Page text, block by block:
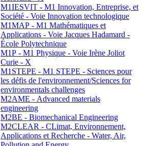
M1IESVIT - M1 Innovation, Entreprise, et
Société - Voie Innovation technologique
M1MAP - M1 Mathématiques et
Applications - Voie Jacques Hadamard -
École Polytechnique
M1P - M1 Physique - Voie Irène Joliot
Curie - X
M1STEPE - M1 STEPE - Sciences pour
les défis de l'environnement/Sciences for
environmentals challenges
M2AME - Advanced materials
engineering
M2BE - Biomechanical Engineering
M2CLEAR - CLimat, Environnement,
Applications et Recherche - Water, Air,